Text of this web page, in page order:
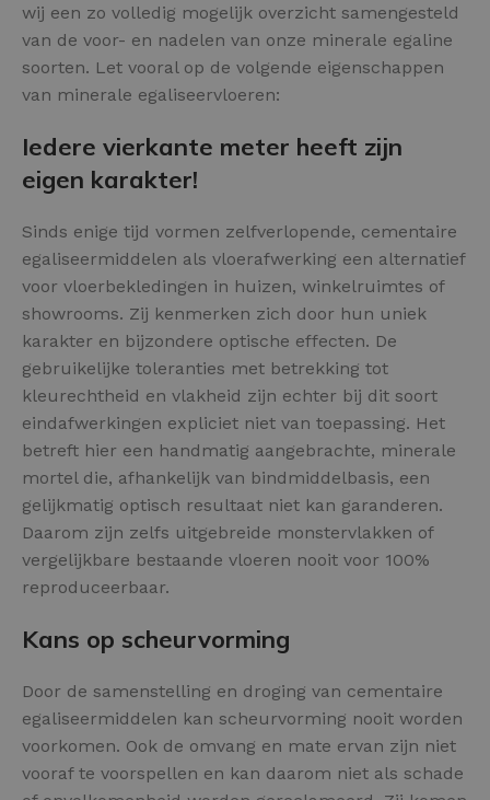
wij een zo volledig mogelijk overzicht samengesteld
van de voor- en nadelen van onze minerale egaline
soorten. Let vooral op de volgende eigenschappen
van minerale egaliseervloeren:
Iedere vierkante meter heeft zijn
eigen karakter!
Sinds enige tijd vormen zelfverlopende, cementaire
egaliseermiddelen als vloerafwerking een alternatief
voor vloerbekledingen in huizen, winkelruimtes of
showrooms. Zij kenmerken zich door hun uniek
karakter en bijzondere optische effecten. De
gebruikelijke toleranties met betrekking tot
kleurechtheid en vlakheid zijn echter bij dit soort
eindafwerkingen expliciet niet van toepassing. Het
betreft hier een handmatig aangebrachte, minerale
mortel die, afhankelijk van bindmiddelbasis, een
gelijkmatig optisch resultaat niet kan garanderen.
Daarom zijn zelfs uitgebreide monstervlakken of
vergelijkbare bestaande vloeren nooit voor 100%
reproduceerbaar.
Kans op scheurvorming
Door de samenstelling en droging van cementaire
egaliseermiddelen kan scheurvorming nooit worden
voorkomen. Ook de omvang en mate ervan zijn niet
vooraf te voorspellen en kan daarom niet als schade